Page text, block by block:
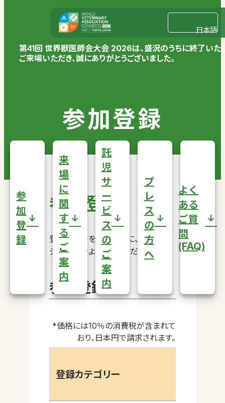
第41回 世界獣医師会大会 2026は、盛況のうちに終了いた
ご来場いただき、誠にありがとうございました。
日本語
参加登録
参
加
登
録
arrow_downward_alt
来
場
に
関
す
る
ご
案
内
arrow_downward_alt
託
児
サ
ー
ビ
ス
の
ご
案
内
arrow_downward_alt
プ
レ
ス
の
方
へ
arrow_downward_alt
よく
ある
ご質
問
(FAQ)
arrow_downward_alt
参加登録
登録手続きを始める前に、このペー
ジの情報をよくお読みください。
参加登録料
*価格には10％の消費税が含まれて
おり、日本円で請求されます。
登録カテゴリー